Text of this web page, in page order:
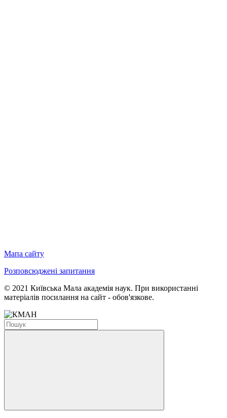
Мапа сайту
Розповсюджені запитання
© 2021 Київська Мала академія наук. При використанні
матеріалів посилання на сайт - обов'язкове.